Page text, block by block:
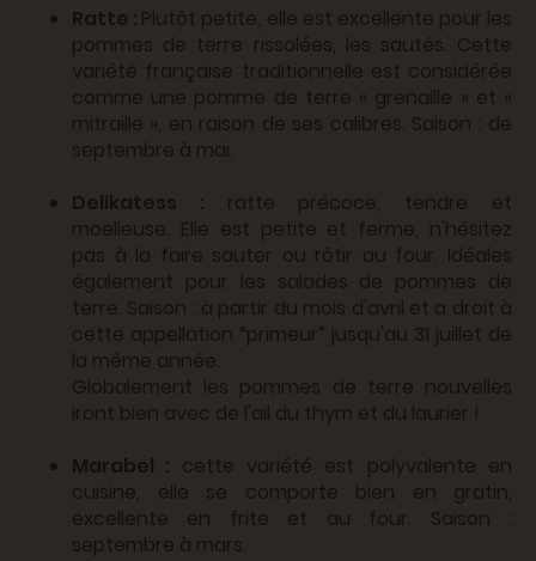
Ratte : Plutôt petite, elle est excellente pour les
pommes de terre rissolées, les sautés. Cette
variété française traditionnelle est considérée
comme une pomme de terre « grenaille » et «
mitraille », en raison de ses calibres. Saison : de
septembre à mai.
Delikatess : ratte précoce, tendre et
moelleuse. Elle est petite et ferme, n'hésitez
pas à la faire sauter ou rôtir au four. Idéales
également pour les salades de pommes de
terre. Saison : à partir du mois d'avril et a droit à
cette appellation “primeur” jusqu'au 31 juillet de
la même année.
Globalement les pommes de terre nouvelles
iront bien avec de l'ail du thym et du laurier !
Marabel : cette variété est polyvalente en
cuisine, elle se comporte bien en gratin,
excellente en frite et au four. Saison :
septembre à mars.